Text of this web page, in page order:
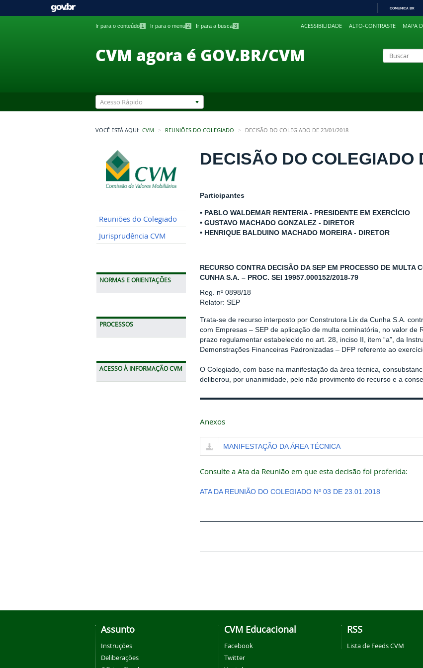
PARA
COMUNICA BR
Ir para o conteúdo 1 Ir para o menu 2 Ir para a busca 3 ACESSIBILIDADE ALTO-CONTRASTE MAPA
CVM agora é GOV.BR/CVM
Acesso Rápido
VOCÊ ESTÁ AQUI: CVM REUNIÕES DO COLEGIADO DECISÃO DO COLEGIADO DE 23/01/2018
Reuniões do Colegiado
Jurisprudência CVM
NORMAS E ORIENTAÇÕES
PROCESSOS
ACESSO À INFORMAÇÃO CVM
DECISÃO DO COLEGIADO
Participantes
• PABLO WALDEMAR RENTERIA - PRESIDENTE EM EXERCÍCIO
• GUSTAVO MACHADO GONZALEZ - DIRETOR
• HENRIQUE BALDUINO MACHADO MOREIRA - DIRETOR
RECURSO CONTRA DECISÃO DA SEP EM PROCESSO DE MULTA
CUNHA S.A. – PROC. SEI 19957.000152/2018-79
Reg. nº 0898/18
Relator: SEP
Trata-se de recurso interposto por Construtora Lix da Cunha S.A.
com Empresas – SEP de aplicação de multa cominatória, no valor
prazo regulamentar estabelecido no art. 28, inciso II, item “a”, da
Demonstrações Financeiras Padronizadas – DFP referente ao
O Colegiado, com base na manifestação da área técnica,
deliberou, por unanimidade, pelo não provimento do recurso e a
Anexos
MANIFESTAÇÃO DA ÁREA TÉCNICA
Consulte a Ata da Reunião em que esta decisão foi proferida:
ATA DA REUNIÃO DO COLEGIADO Nº 03 DE 23.01.2018
Assunto
Instruções
Deliberações
CVM Educacional
Facebook
Twitter
RSS
Lista de Feeds CVM